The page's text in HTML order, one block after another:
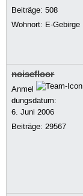
Beiträge:508
Wohnort: E-Gebirge
noisefloor
Anmel
dungsdatum:
6. Juni 2006
Beiträge:29567